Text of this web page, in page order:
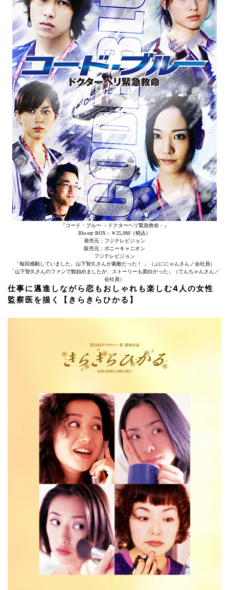
『コード・ブルー －ドクターヘリ緊急救命－』
Blu-ray BOX：￥25,080（税込）
発売元：フジテレビジョン
販売元：ポニーキャニオン
フジテレビジョン
「毎回感動していました。山下智久さんが素敵だった！ 」（ぷににゃんさん／会社員）
「山下智久さんのファンで観始めましたが、ストーリーも面白かった」（てんちゃんさん／
会社員）
仕事に邁進しながら恋もおしゃれも楽しむ4人の女性
監察医を描く【きらきらひかる】